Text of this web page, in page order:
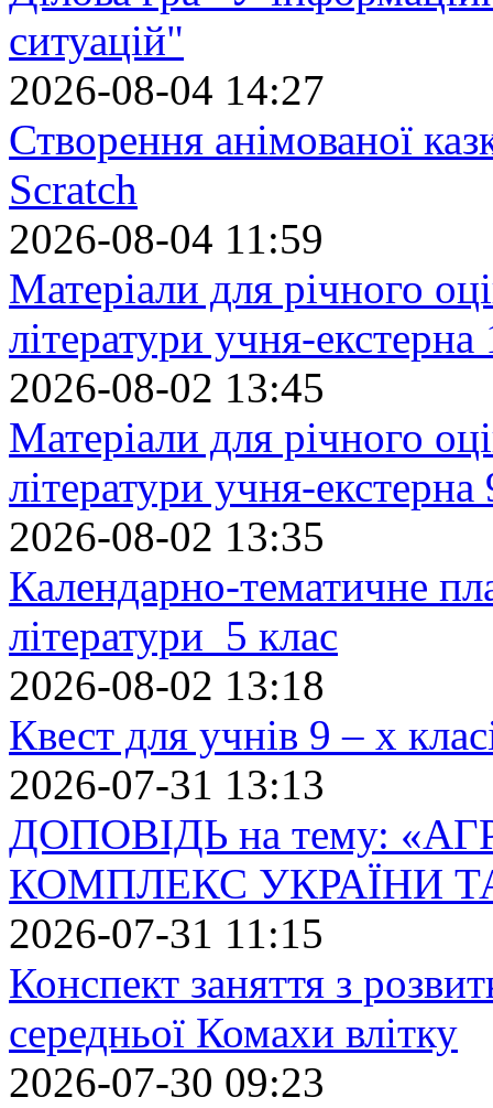
ситуацій"
2026-08-04 14:27
Створення анімованої
Scratch
2026-08-04 11:59
Матеріали для річного
літератури учня-екстерна
2026-08-02 13:45
Матеріали для річного
літератури учня-екстерна
2026-08-02 13:35
Календарно-тематичне
літератури 5 клас
2026-08-02 13:18
Квест для учнів 9 – х
2026-07-31 13:13
ДОПОВІДЬ на тему:
КОМПЛЕКС УКРАЇНИ
2026-07-31 11:15
Конспект заняття з
середньої Комахи влітку
2026-07-30 09:23